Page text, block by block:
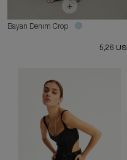
Bayan Denım Crop
5,26